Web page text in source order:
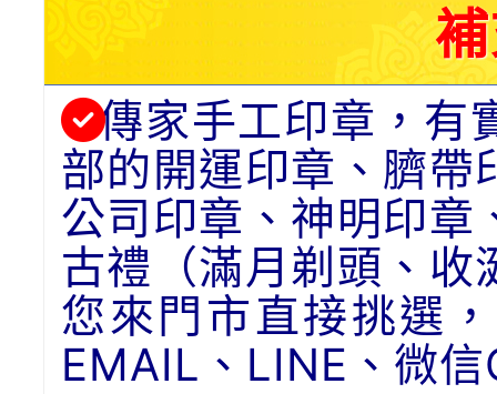
傳家手工印章，有
部的開運印章、臍帶
公司印章、神明印章
古禮（滿月剃頭、收
您來門市直接挑選
EMAIL、LINE、微